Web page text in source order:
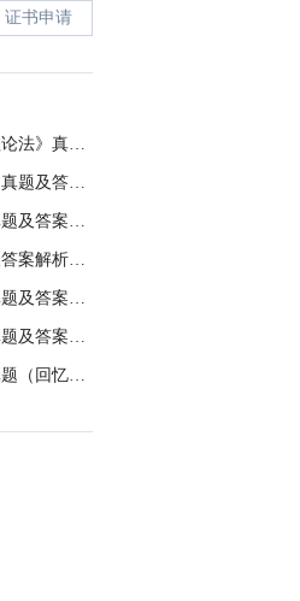
证书申请
2019年法律职业资格主观题考试《理论法》真题及答案解析
2017年国家司法考试试卷四《商法》真题及答案解析（主观卷）
2018法考客观题《试卷二》回忆版真题及答案（1）
2023年法考《客观卷二》模拟试题及答案解析（10月17日）
2022年法考客观题《卷一》回忆版真题及答案解析（9.17）①
2022年法考客观题《卷一》回忆版真题及答案解析（9.17）②
2022年国家统一法律职业资格考试真题（回忆版）